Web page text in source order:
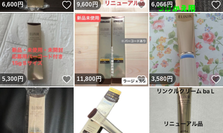
6,600円 いいね！
9,600円 いいね！
6,066円
5,300円 いいね！
11,800円 いいね！
3,580円